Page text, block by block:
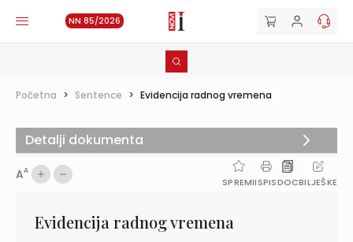
NN 85/2026
Početna > Sentence > Evidencija radnog vremena
AA
SPREMIISPISDOCBILJEŠKE
Evidencija radnog vremena
Detalji dokumenta